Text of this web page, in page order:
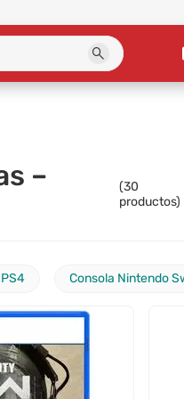
– (30
productos)
Consola Nintendo